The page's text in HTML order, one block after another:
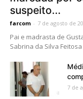
suspeito...
farcom - 7 de agosto de
Pai e madrasta de
Sabrina da Silva
7 de